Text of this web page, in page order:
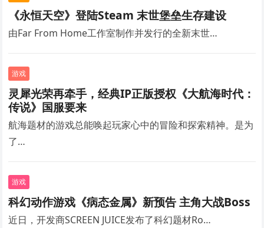
《永恒天空》登陆Steam 末世堡垒生存建设
由Far From Home工作室制作并发行的全新末世…
游戏
灵犀光荣再牵手，经典IP正版授权《大航海时代：
传说》国服要来
航海题材的游戏总能唤起玩家心中的冒险和探索精神。是为
了…
游戏
科幻动作游戏《病态金属》新预告 主角大战Boss
近日，开发商SCREEN JUICE发布了科幻题材Ro…